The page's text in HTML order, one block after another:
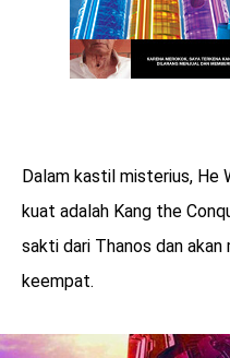
Dalam kastil misterius, He
kuat adalah Kang the
sakti dari Thanos dan
keempat.